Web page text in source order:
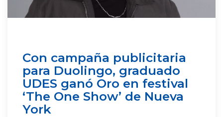
Con campaña publicitaria
para Duolingo, graduado
UDES ganó Oro en festival
‘The One Show’ de Nueva
York